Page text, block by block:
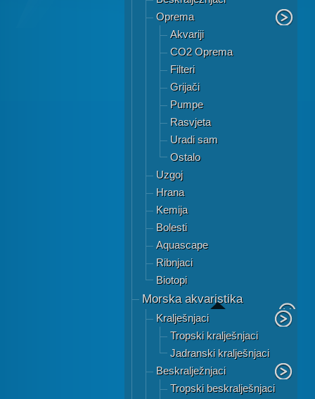
Oprema
Akvariji
CO2 Oprema
Filteri
Grijači
Pumpe
Rasvjeta
Uradi sam
Ostalo
Uzgoj
Hrana
Kemija
Bolesti
Aquascape
Ribnjaci
Biotopi
Morska akvaristika
Kralješnjaci
Tropski kralješnjaci
Jadranski kralješnjaci
Beskralježnjaci
Tropski beskralješnjaci